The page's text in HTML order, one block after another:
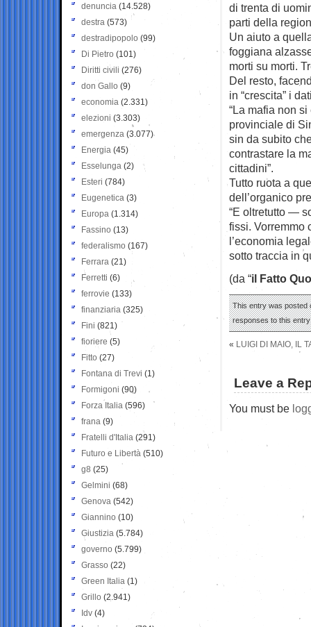
di trenta di
parti della
Un aiuto a
foggiana
morti su morti.
Del resto,
in “crescita” i
“La mafia non
provinciale di
sin da subito
contrastare la
cittadini”.
Tutto ruota a
dell’organico
“E oltretutto —
fissi. Vorremmo
l’economia
sotto traccia in
(da “il Fatto
This entry was posted
responses to this
« LUIGI DI MAIO, IL
Leave a
You must be
denuncia (14.528)
destra (573)
destradipopolo (99)
Di Pietro (101)
Diritti civili (276)
don Gallo (9)
economia (2.331)
elezioni (3.303)
emergenza (3.077)
Energia (45)
Esselunga (2)
Esteri (784)
Eugenetica (3)
Europa (1.314)
Fassino (13)
federalismo (167)
Ferrara (21)
Ferretti (6)
ferrovie (133)
finanziaria (325)
Fini (821)
fioriere (5)
Fitto (27)
Fontana di Trevi (1)
Formigoni (90)
Forza Italia (596)
frana (9)
Fratelli d'Italia (291)
Futuro e Libertà (510)
g8 (25)
Gelmini (68)
Genova (542)
Giannino (10)
Giustizia (5.784)
governo (5.799)
Grasso (22)
Green Italia (1)
Grillo (2.941)
Idv (4)